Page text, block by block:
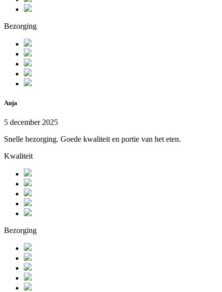
Bezorging
Anja
5 december 2025
Snelle bezorging. Goede kwaliteit en portie van het eten.
Kwaliteit
Bezorging